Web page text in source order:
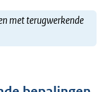
met terugwerkende